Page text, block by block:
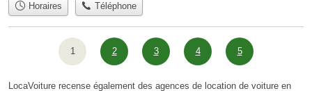
Horaires Téléphone
1 2 3 4 5
LocaVoiture recense également des agences de location de voiture en